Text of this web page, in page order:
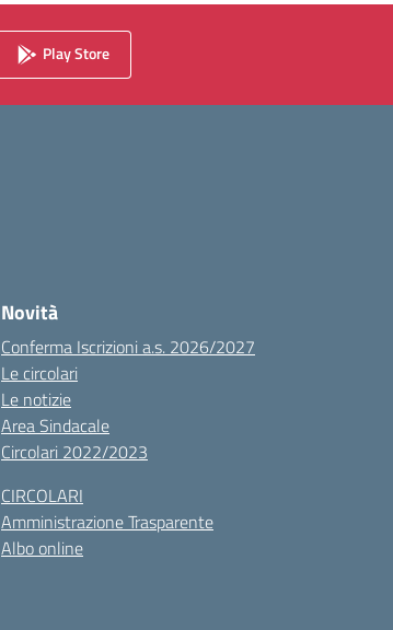
Play Store
Novità
Conferma Iscrizioni a.s. 2026/2027
Le circolari
Le notizie
Area Sindacale
Circolari 2022/2023
CIRCOLARI
Amministrazione Trasparente
Albo online